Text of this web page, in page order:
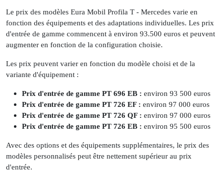
Le prix des modèles Eura Mobil Profila T - Mercedes varie en
fonction des équipements et des adaptations individuelles. Les prix
d'entrée de gamme commencent à environ 93.500 euros et peuvent
augmenter en fonction de la configuration choisie.
Les prix peuvent varier en fonction du modèle choisi et de la
variante d'équipement :
Prix d'entrée de gamme PT 696 EB : environ 93 500 euros
Prix d'entrée de gamme PT 726 EF : environ 97 000 euros
Prix d'entrée de gamme PT 726 QF : environ 97 000 euros
Prix d'entrée de gamme PT 726 EB : environ 95 500 euros
Avec des options et des équipements supplémentaires, le prix des
modèles personnalisés peut être nettement supérieur au prix
d'entrée.